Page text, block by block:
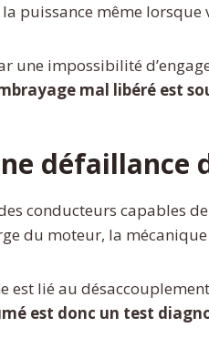
puissance même lorsque
une impossibilité
mal libéré est
défaillance
conducteurs capables
du moteur, la mécanique
est lié au
est donc un test